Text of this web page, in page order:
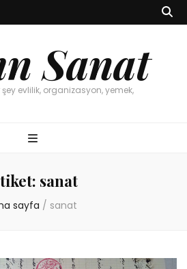
Sanat
evlilik, organizasyon, yemek,
sanat
sayfa / sanat